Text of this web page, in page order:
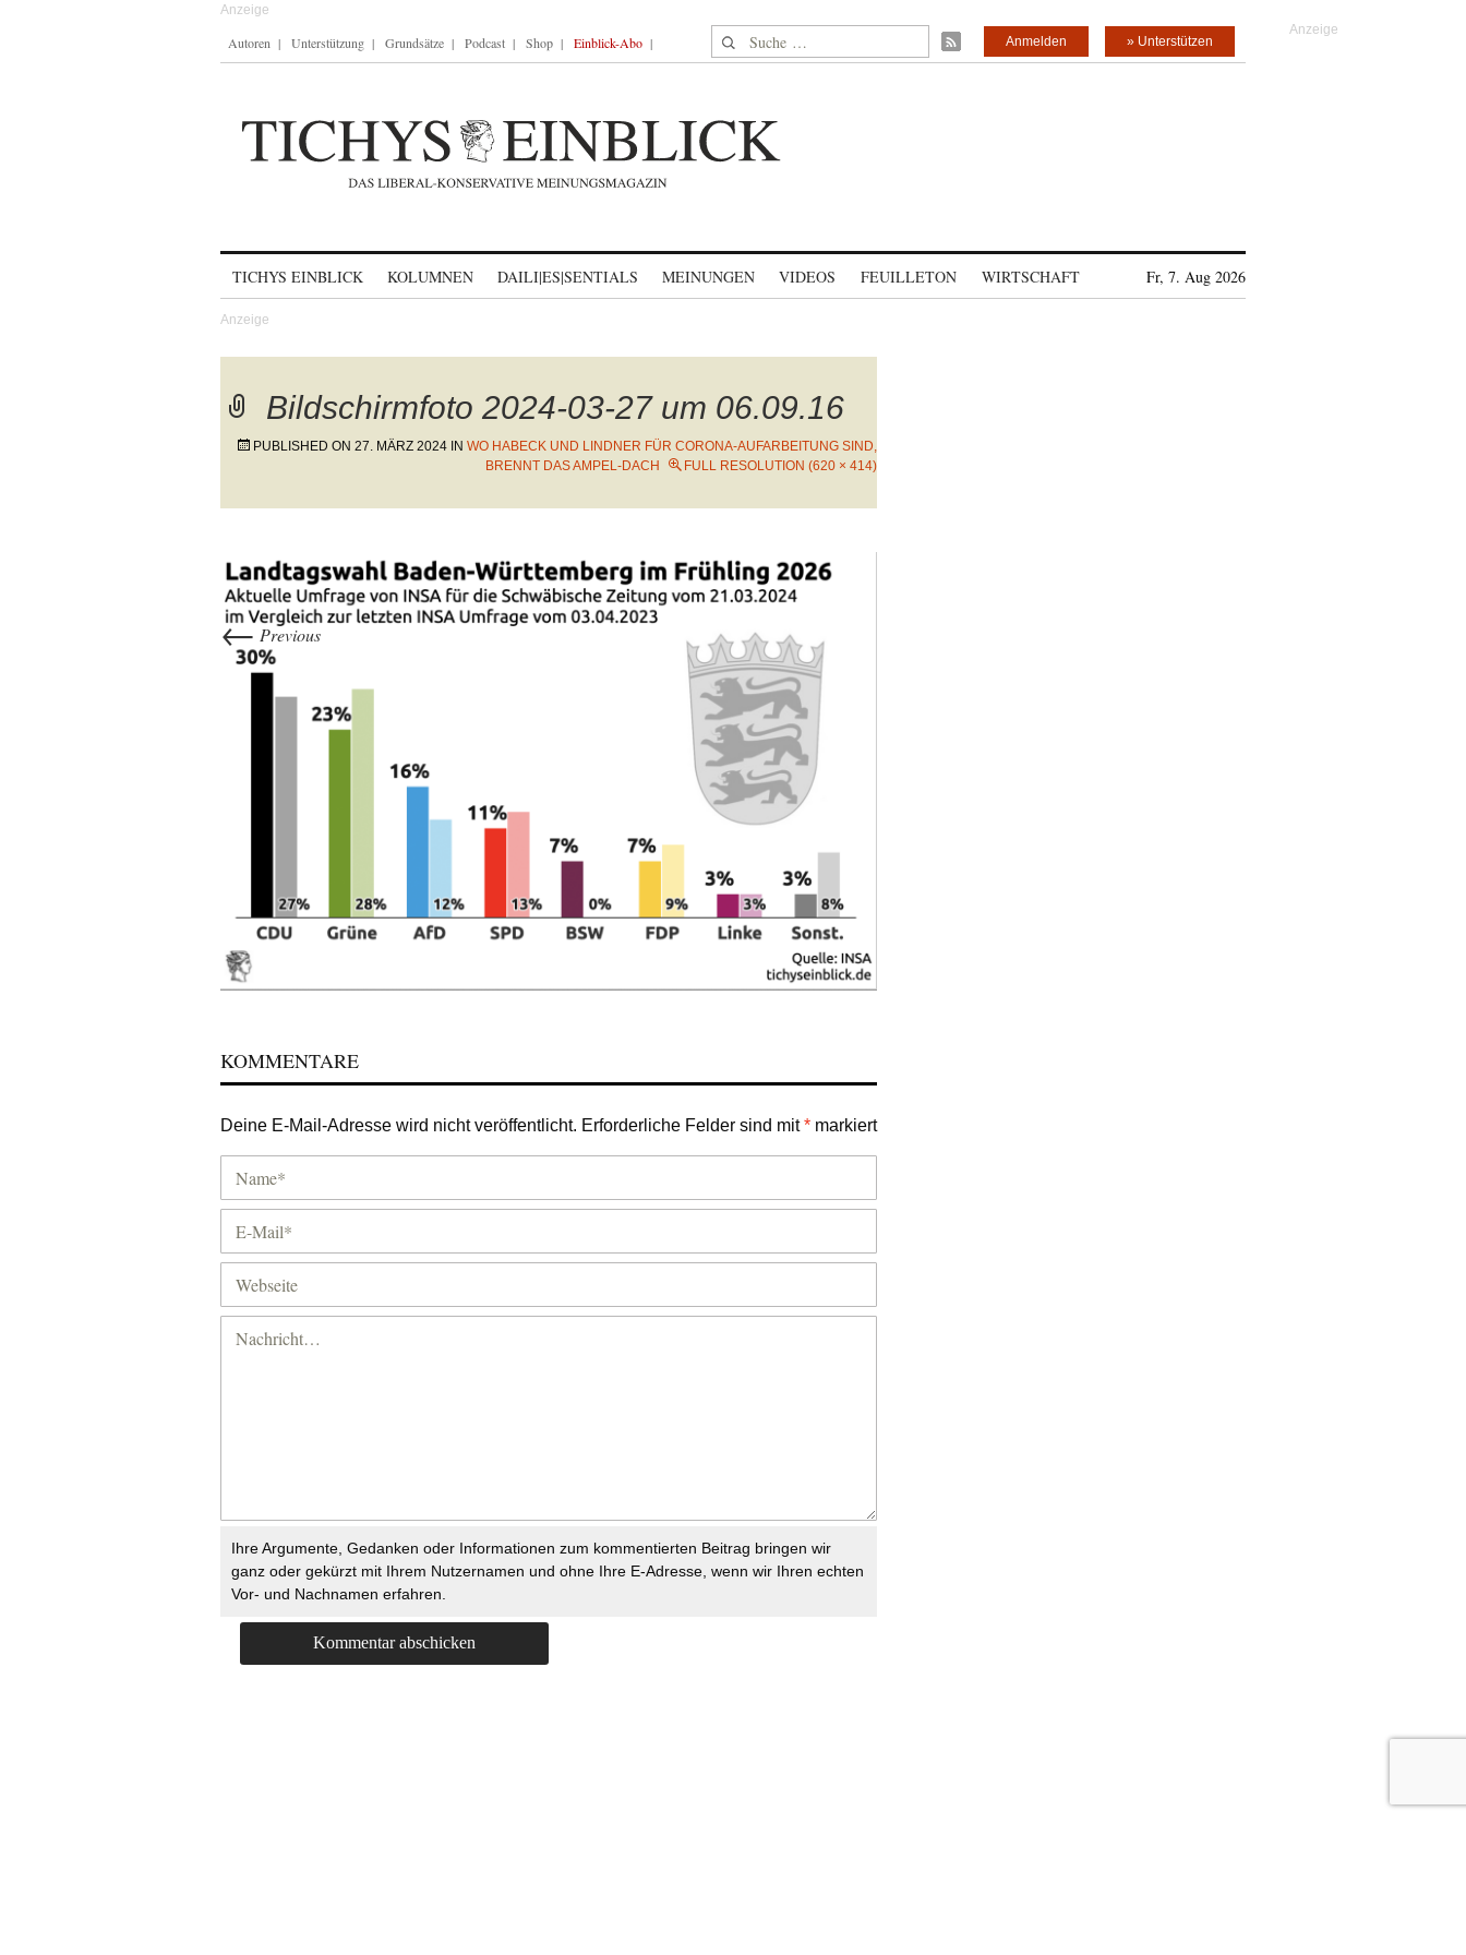
Autoren Unterstützung Grundsätze Podcast Shop Einblick-Abo Suche nach: » Unterstützen
Anmelden
TICHYS EINBLICK KOLUMNEN DAILI|ES|SENTIALS MEINUNGEN VIDEOS FEUILLETON WIRTSCHAFT Fr, 7. Aug 2026
Bildschirmfoto 2024-03-27 um 06.09.16
PUBLISHED ON 27. MÄRZ 2024 IN WO HABECK UND LINDNER FÜR CORONA-AUFARBEITUNG SIND,
BRENNT DAS AMPEL-DACH
FULL RESOLUTION (620 × 414)
← Previous
KOMMENTARE
Deine E-Mail-Adresse wird nicht veröffentlicht. Erforderliche Felder sind mit* markiert
Ihre Argumente, Gedanken oder Informationen zum kommentierten Beitrag bringen wir
ganz oder gekürzt mit Ihrem Nutzernamen und ohne Ihre E-Adresse, wenn wir Ihren echten
Vor- und Nachnamen erfahren.